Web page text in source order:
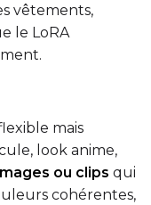
vêtements,
le LoRA
mais
look anime,
ou clips qui
cohérentes,